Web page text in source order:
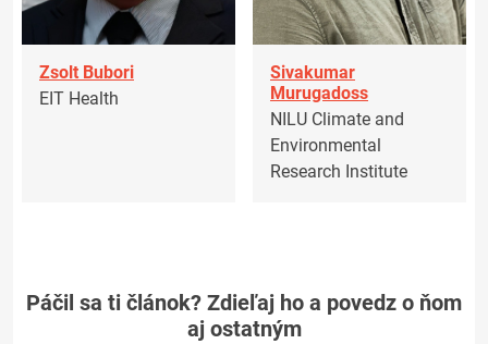
Zsolt Bubori
EIT Health
Sivakumar
Murugadoss
NILU Climate and
Environmental
Research Institute
Páčil sa ti článok? Zdieľaj ho a povedz o ňom
aj ostatným